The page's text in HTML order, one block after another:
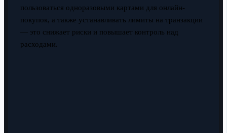
пользоваться одноразовыми картами для онлайн-
покупок, а также устанавливать лимиты на транзакции
— это снижает риски и повышает контроль над
расходами.